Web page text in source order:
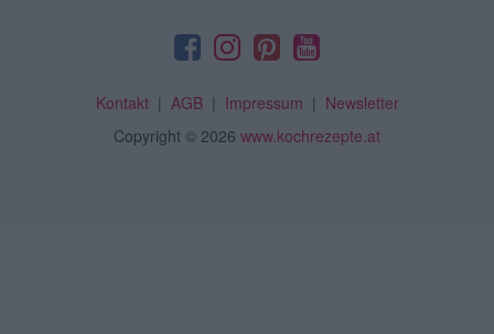
Kontakt| AGB| Impressum | Newsletter
Copyright © 2026 www.kochrezepte.at